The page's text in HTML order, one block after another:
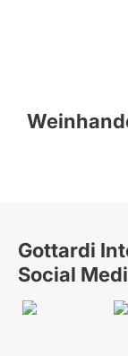
Gottardi
Social